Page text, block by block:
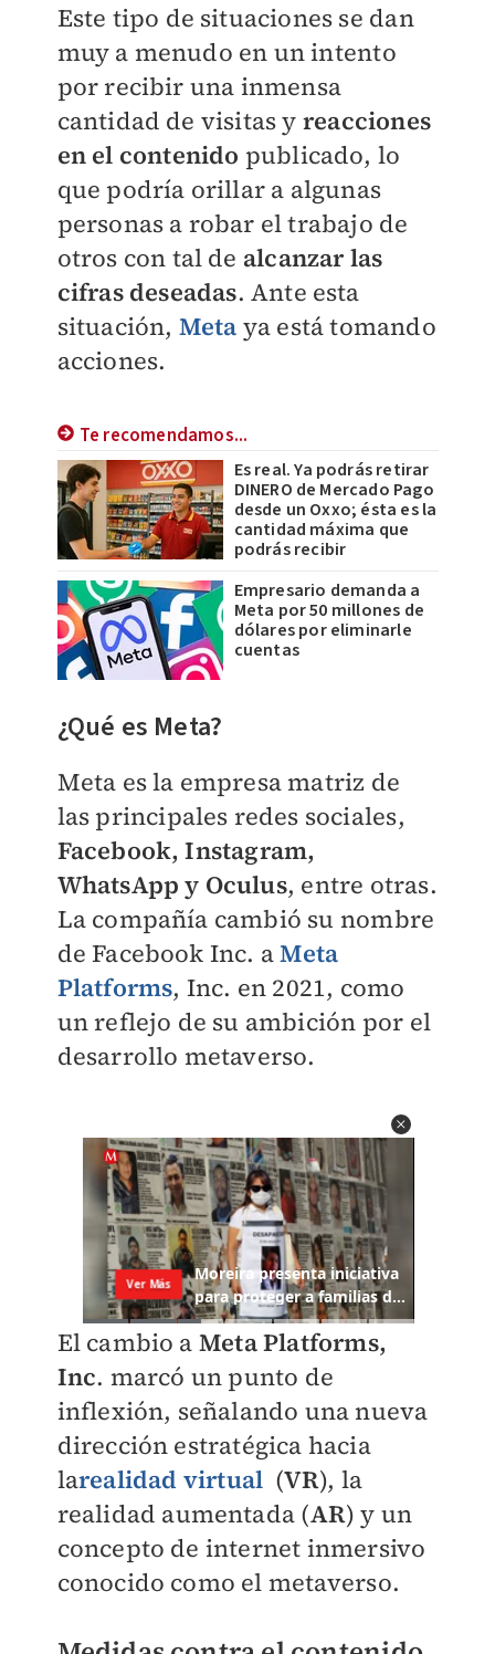
Este tipo de situaciones se dan
muy a menudo en un intento
por recibir una inmensa
cantidad de visitas y reacciones
en el contenido publicado, lo
que podría orillar a algunas
personas a robar el trabajo de
otros con tal de alcanzar las
cifras deseadas. Ante esta
situación, Meta ya está tomando
acciones.
Te recomendamos...
Es real. Ya podrás retirar
DINERO de Mercado Pago
desde un Oxxo; ésta es la
cantidad máxima que
podrás recibir
Empresario demanda a
Meta por 50 millones de
dólares por eliminarle
cuentas
¿Qué es Meta?
Meta es la empresa matriz de
las principales redes sociales,
Facebook, Instagram,
WhatsApp y Oculus, entre otras.
La compañía cambió su nombre
de Facebook Inc. aMeta
Platforms, Inc. en 2021, como
un reflejo de su ambición por el
desarrollo metaverso.
El cambio a Meta Platforms,
Inc. marcó un punto de
inflexión, señalando una nueva
dirección estratégica hacia
larealidad virtual (VR), la
realidad aumentada (AR) y un
concepto de internet inmersivo
conocido como el metaverso.